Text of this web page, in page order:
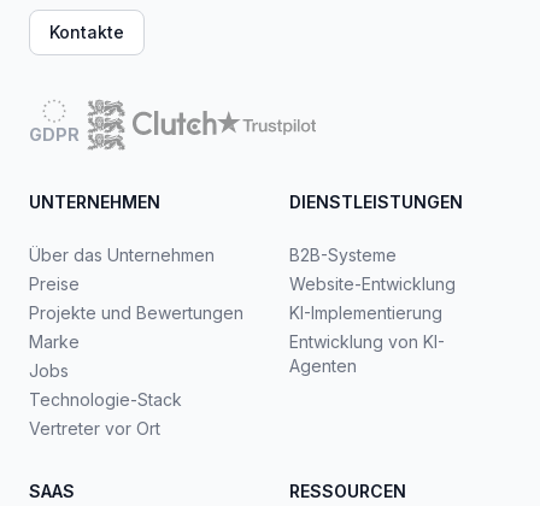
Kontakte
GDPR
UNTERNEHMEN
Über das Unternehmen
Preise
Projekte und Bewertungen
Marke
Jobs
Technologie-Stack
Vertreter vor Ort
DIENSTLEISTUNGEN
B2B-Systeme
Website-Entwicklung
KI-Implementierung
Entwicklung von KI-
Agenten
SAAS RESSOURCEN